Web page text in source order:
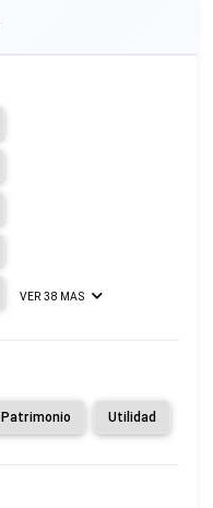
VER 38 MAS
Patrimonio Utilidad